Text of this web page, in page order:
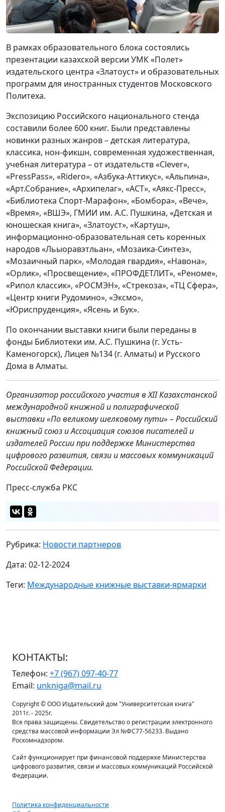
В рамках образовательного блока состоялись
презентации казахской версии УМК «Полет»
издательского центра «Златоуст» и образовательных
программ для иностранных студентов Московского
Политеха.
Экспозицию Российского национального стенда
составили более 600 книг. Были представлены
новинки разных жанров – детская литература,
классика, нон-фикшн, современная художественная,
учебная литература – от издательств «Clever»,
«PressPass», «Ridero», «Азбука-Аттикус», «Альпина»,
«Арт.Собрание», «Архипелаг», «АСТ», «Аякс-Пресс»,
«Библиотека Спорт-Марафон», «Бомбора», «Вече»,
«Время», «ВШЭ», ГМИИ им. А.С. Пушкина, «Детская и
юношеская книга», «Златоуст», «Картуш»,
информационно-образовательная сеть коренных
народов «Льыоравэтльан», «Мозаика-Синтез»,
«Мозаичный парк», «Молодая гвардия», «Навона»,
«Орлик», «Просвещение», «ПРОФДЕТЛИТ», «Реноме»,
«Рипол классик», «РОСМЭН», «Стрекоза», «ТЦ Сфера»,
«Центр книги Рудомино», «Эксмо»,
«Юриспруденция», «Ясень и Бук».
По окончании выставки книги были переданы в
фонды Библиотеки им. А.С. Пушкина (г. Усть-
Каменогорск), Лицея №134 (г. Алматы) и Русского
Дома в Алматы.
Организатор российского участия в XII Казахстанской
международной книжной и полиграфической
выставки «По великому шелковому пути» – Российский
книжный союз и Ассоциация союзов писателей и
издателей России при поддержке Министерства
цифрового развития, связи и массовых коммуникаций
Российской Федерации.
Пресс-служба РКС
Рубрика: Новости партнеров
Дата: 02-12-2024
Теги: Международные книжные выставки-ярмарки
КОНТАКТЫ:
Телефон: +7 (967) 097-40-77
Email: unkniga@mail.ru
Copyright © ООО Издательский дом "Университетская книга"
2011г. - 2025г.
Все права защищены. Свидетельство о регистрации электронного
средства массовой информации Эл №ФС77-56233. Выдано
Роскомнадзором.
Сайт функционирует при финансовой поддержке Министерства
цифрового развития, связи и массовых коммуникаций Российской
Федерации.
Политика конфиденциальности